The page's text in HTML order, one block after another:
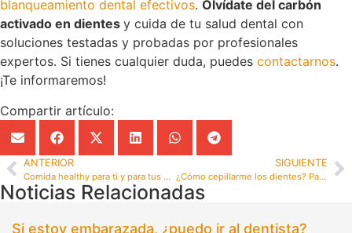
blanqueamiento dental efectivos. Olvídate del carbón
activado en dientes y cuida de tu salud dental con
soluciones testadas y probadas por profesionales
expertos. Si tienes cualquier duda, puedes contactarnos.
¡Te informaremos!
Compartir artículo:
ANTERIOR
Comida healthy para ti y para tus dientes
SIGUIENTE
¿Cómo cepillarme los dientes? Pautas para hacerlo correctamente
Noticias Relacionadas
Si estoy embarazada, ¿puedo ir al dentista?